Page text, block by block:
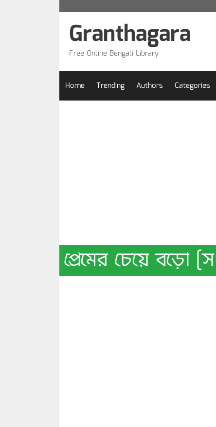
Granthagara
Free Online Bengali Library
Home Trending Authors Categories
প্রেমের চেয়ে বড়ো